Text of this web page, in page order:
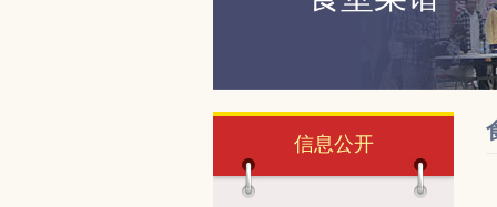
信息公开